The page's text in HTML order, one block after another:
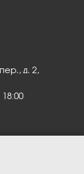
д. 2,